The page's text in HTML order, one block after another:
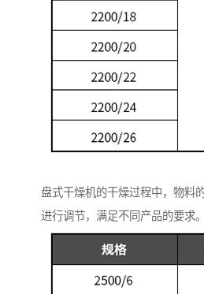
盘式干燥机的干燥过程中，物料
进行调节，满足不同产品的要求。